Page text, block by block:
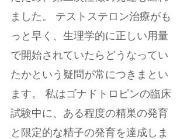
ました。 テストステロン治療がも
っと早く、生理学的に正しい用量
で開始されていたらどうなってい
たかという疑問が常につきまとい
ます。 私はゴナドトロピンの臨床
試験中に、ある程度の精巣の発育
と限定的な精子の発育を達成しま